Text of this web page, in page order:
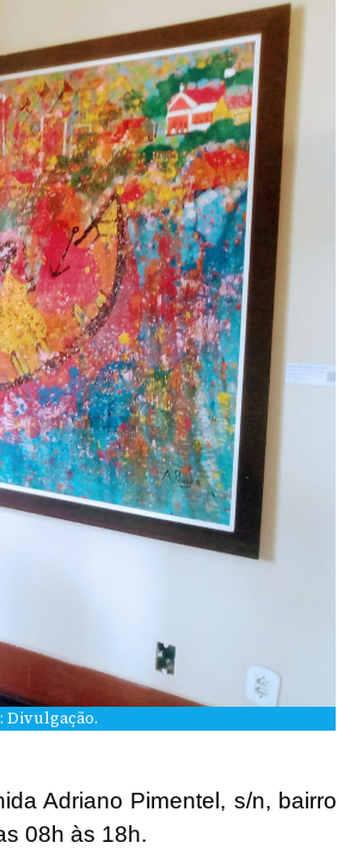
Divulgação.
Adriano Pimentel, s/n, bairro
08h às 18h.